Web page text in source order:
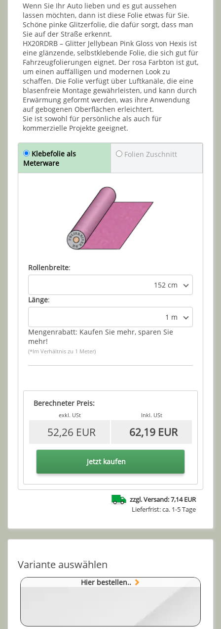
Wenn Sie Ihr Auto lieben und es gut aussehen
lassen möchten, dann ist diese Folie etwas für Sie.
Schöne pinke Glitzerfolie, die dafür sorgt, dass man
Sie auf der Straße erkennt.
HX20RDRB – Glitter Jellybean Pink Gloss von Hexis ist
eine glänzende, selbstklebende Folie, die sich gut für
Fahrzeugfolierungen eignet. Der rosa Farbton ist gut,
um einen auffälligen und modernen Look zu
schaffen. Die Folie verfügt über Luftkanäle, die eine
blasenfreie Montage gewährleisten, und kann durch
Erwärmung geformt werden, was ihre Anwendung
auf gebogenen Oberflächen erleichtert.
Sie ist sowohl für persönliche als auch für
kommerzielle Projekte geeignet.
Klebefolie als
Meterware
Folien Zuschnitt
Rollenbreite:
152 cm
Länge:
1 m
Mengenrabatt: Kaufen Sie mehr, sparen Sie
mehr!
(*Im Verhältnis zu 1 Meter)
Berechneter Preis:
exkl. USt Inkl. USt
52,26 EUR 62,19 EUR
Jetzt kaufen
zzgl. Versand: 7,14 EUR
Lieferfrist: ca. 1-5 Tage
Variante auswählen
Hier bestellen..